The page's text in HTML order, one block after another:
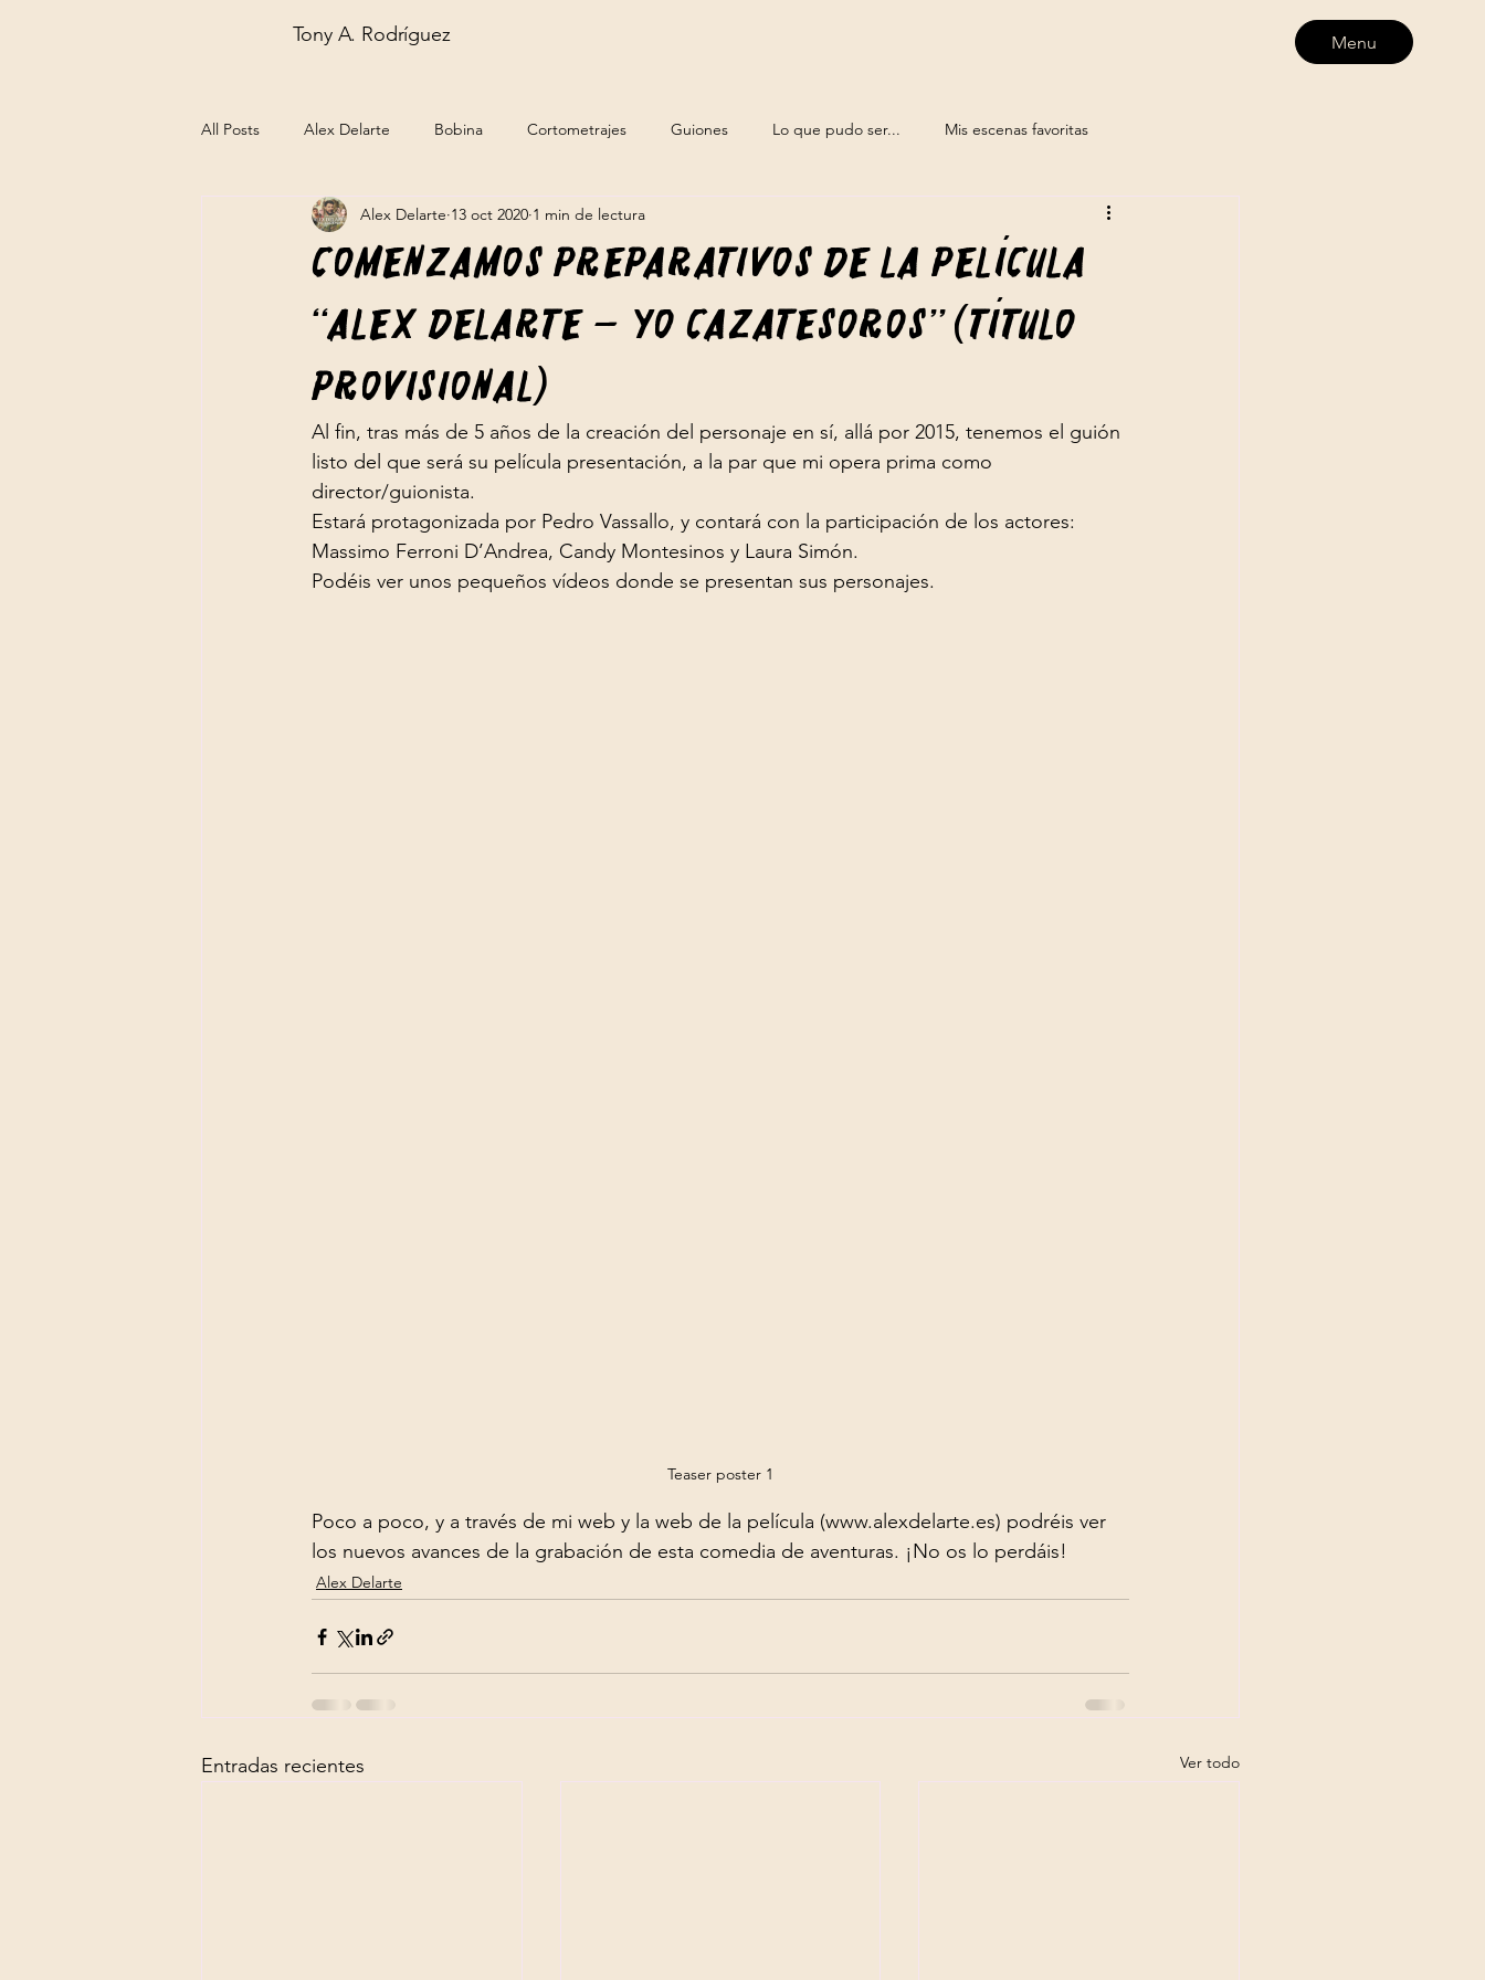
Tony A. Rodríguez Menu
All Posts Alex Delarte Bobina Cortometrajes Guiones Lo que pudo ser... Mis escenas favoritas
Mis pensamientos novelas Plano a plano
Comenzamos preparativos de la película
“Alex Delarte – Yo cazatesoros” (título
provisional)
Alex Delarte 13 oct 2020 1 min de lectura
Al fin, tras más de 5 años de la creación del personaje en sí, allá por 2015, tenemos el guión
listo del que será su película presentación, a la par que mi opera prima como
director/guionista.
Estará protagonizada por Pedro Vassallo, y contará con la participación de los actores:
Massimo Ferroni D’Andrea, Candy Montesinos y Laura Simón.
Podéis ver unos pequeños vídeos donde se presentan sus personajes.
Teaser poster 1
Poco a poco, y a través de mi web y la web de la película (www.alexdelarte.es) podréis ver
los nuevos avances de la grabación de esta comedia de aventuras. ¡No os lo perdáis!
Alex Delarte
Entradas recientes Ver todo